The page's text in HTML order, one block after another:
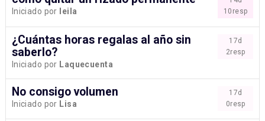
10resp
Iniciado por leila
17d
2resp
¿Cuántas horas regalas al año sin
saberlo?
Iniciado por Laquecuenta
17d
0resp
No consigo volumen
Iniciado por Lisa